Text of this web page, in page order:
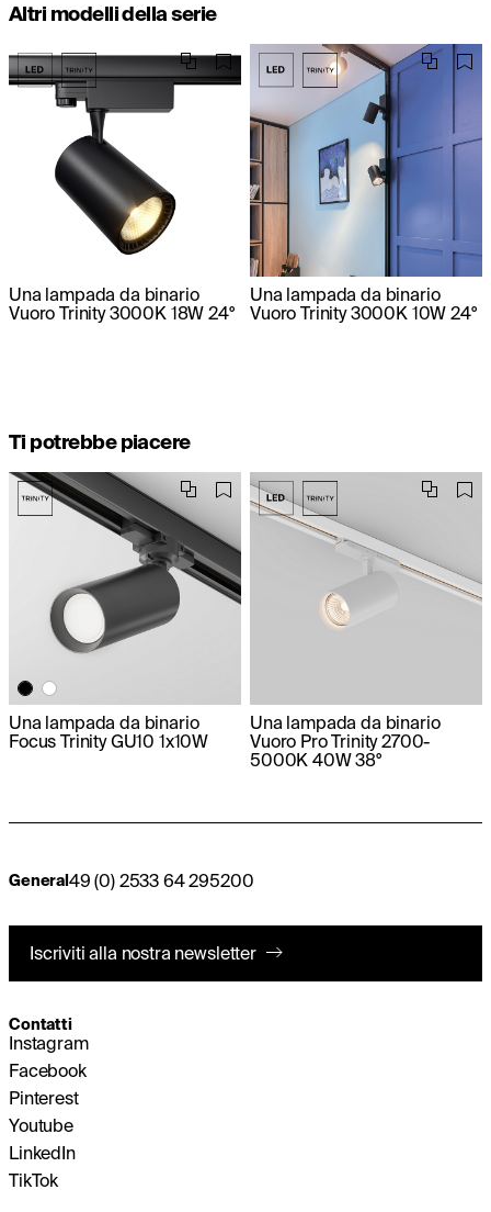
Altri modelli della serie
Una lampada da binario
Vuoro Trinity 3000K 18W 24°
Una lampada da binario
Vuoro Trinity 3000K 10W 24°
Ti potrebbe piacere
Una lampada da binario
Focus Trinity GU10 1х10W
Una lampada da binario
Vuoro Pro Trinity 2700-
5000K 40W 38°
General 49 (0) 2533 64 295200
Iscriviti alla nostra newsletter
Contatti
Instagram
Facebook
Pinterest
Youtube
LinkedIn
TikTok